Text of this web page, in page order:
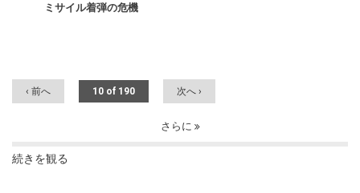
ミサイル着弾の危機
‹ 前へ 10 of 190 次へ ›
さらに
続きを観る